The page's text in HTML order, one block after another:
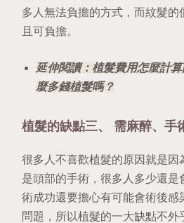
多人無法負擔的方式，而紋髮的
且可負擔。
延伸閱讀：植髮費用怎麼計
麼多錢植髮嗎？
植髮的缺點三、 需麻醉、手
很多人不喜歡植髮的原因就是因
是頭部的手術，很多人多少還是
術成功還要擔心有可能會術後感
問題，所以植髮的一大缺點不外